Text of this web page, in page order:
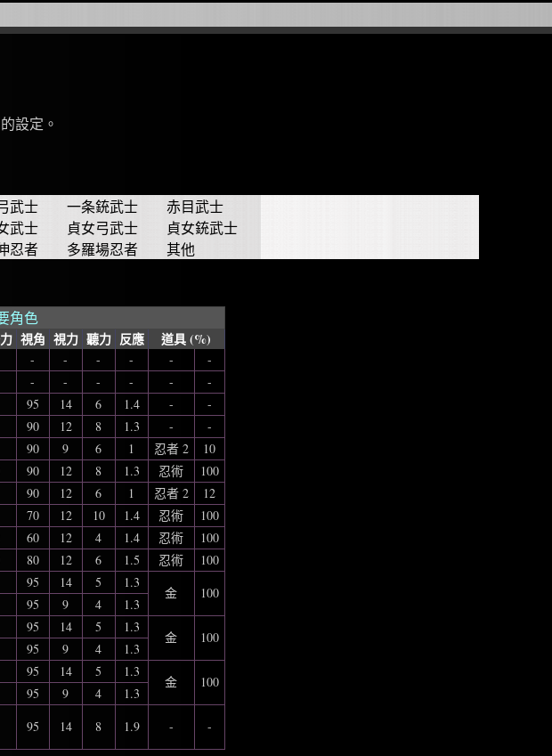
設定。
武士 一条銃武士
赤目武士
武士 貞女弓武士
貞女銃武士
忍者 多羅場忍者 其他
角色
視角 視力 聽力 反應 道具 (%)
- - - - -
-
- - - - -
-
95 14 6 1.4 -
-
90 12 8 1.3 -
-
90 9 6 1 忍者 2
10
90 12 8 1.3 忍術
100
90 12 6 1 忍者 2
12
70 12 10 1.4 忍術
100
60 12 4 1.4 忍術
100
80 12 6 1.5 忍術
100
95 14 5 1.3
金 100
95 9 4
1.3
95 14 5 1.3
金 100
95 9 4
1.3
95 14 5 1.3
金 100
95 9 4
1.3
95 14 8 1.9 - -